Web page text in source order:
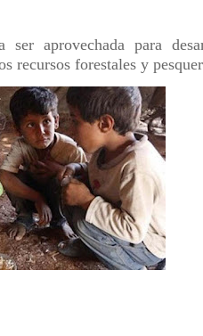
aprovechada para
recursos forestales y